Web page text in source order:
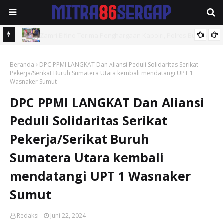
Logistik dan Soroti Solusi Jangka Panjang
Beranda
DPC PPMI LANGKAT Dan Aliansi Peduli Solidaritas Serikat
Pekerja/Serikat Buruh Sumatera Utara kembali mendatangi UPT 1
Wasnaker Sumut
DPC PPMI LANGKAT Dan Aliansi
Peduli Solidaritas Serikat
Pekerja/Serikat Buruh
Sumatera Utara kembali
mendatangi UPT 1 Wasnaker
Sumut
Redaksi Juni 22, 2024